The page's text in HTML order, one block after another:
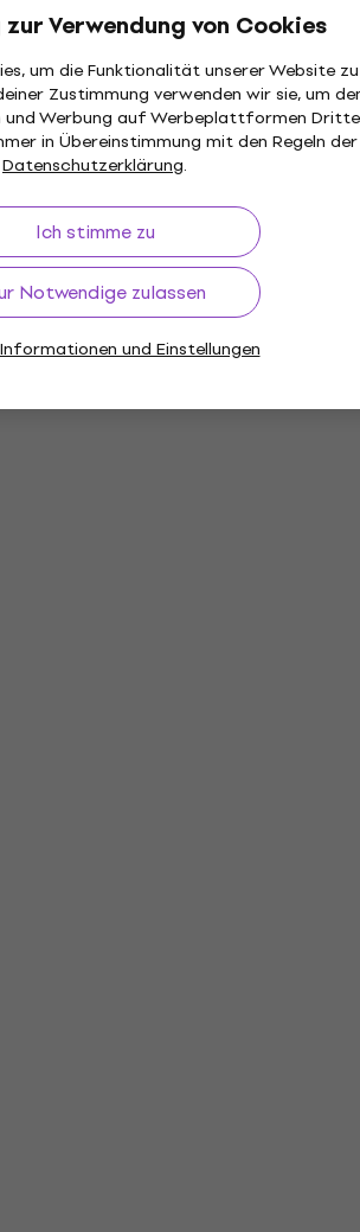
Verwendung von Cookies
um die Funktionalität unserer Website zu
Zustimmung verwenden wir sie, um
und Werbung auf Werbeplattformen
in Übereinstimmung mit den Regeln der
Datenschutzerklärung.
Ich stimme zu
Notwendige zulassen
und Einstellungen
/